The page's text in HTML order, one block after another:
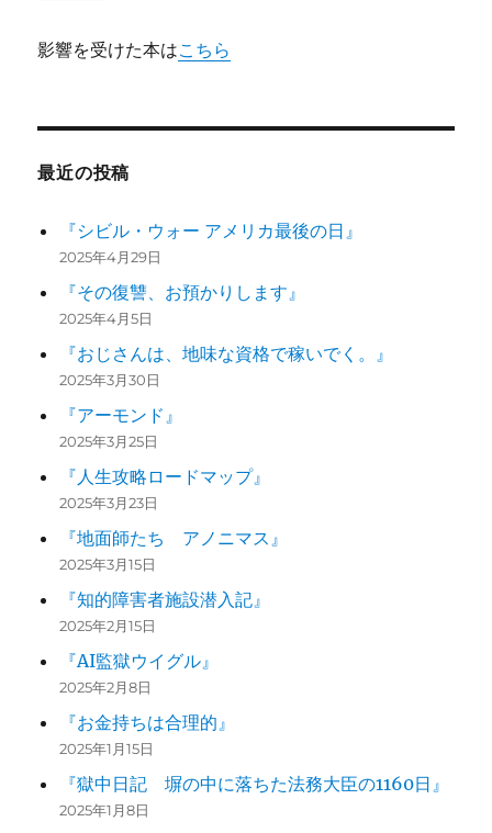
影響を受けた本はこちら
最近の投稿
『シビル・ウォー アメリカ最後の日』
2025年4月29日
『その復讐、お預かりします』
2025年4月5日
『おじさんは、地味な資格で稼いでく。』
2025年3月30日
『アーモンド』
2025年3月25日
『人生攻略ロードマップ』
2025年3月23日
『地面師たち アノニマス』
2025年3月15日
『知的障害者施設潜入記』
2025年2月15日
『AI監獄ウイグル』
2025年2月8日
『お金持ちは合理的』
2025年1月15日
『獄中日記 塀の中に落ちた法務大臣の1160日』
2025年1月8日